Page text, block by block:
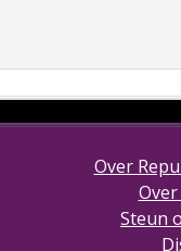
Over
Steun